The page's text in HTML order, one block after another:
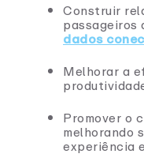
Construir
passageiros
dados
Melhorar a
Promover o
melhorando
experiência